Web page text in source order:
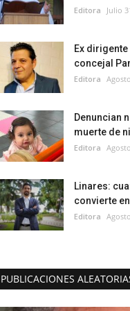
Editora Julio
Ex
concejal
Editora
Denuncian
muerte de
Editora
Linares:
convierte
Editora
PUBLICACIONES